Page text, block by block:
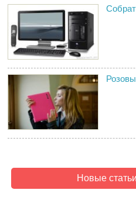
Новые